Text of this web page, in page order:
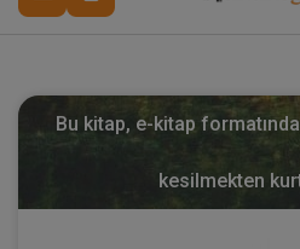
Bu kitap, e-kitap
kesilmekten